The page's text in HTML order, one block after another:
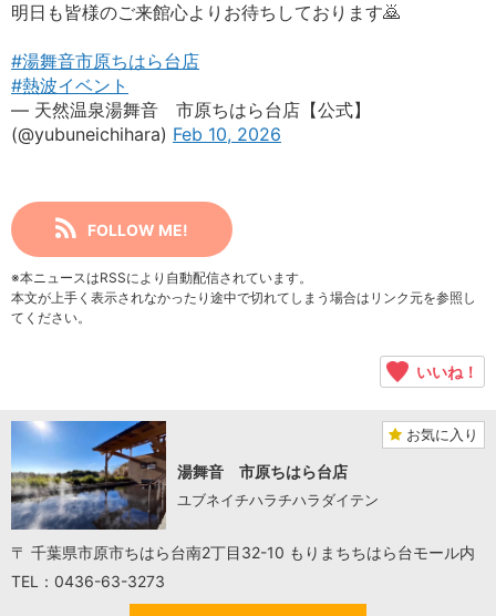
明日も皆様のご来館心よりお待ちしております🙇
#湯舞音市原ちはら台店
#熱波イベント
— 天然温泉湯舞音 市原ちはら台店【公式】
(@yubuneichihara) Feb 10, 2026
FOLLOW ME!
※本ニュースはRSSにより自動配信されています。
本文が上手く表示されなかったり途中で切れてしまう場合はリンク元を参照し
てください。
いいね！
お気に入り
湯舞音 市原ちはら台店
ユブネイチハラチハラダイテン
〒 千葉県市原市ちはら台南2丁目32-10 もりまちちはら台モール内
TEL：0436-63-3273